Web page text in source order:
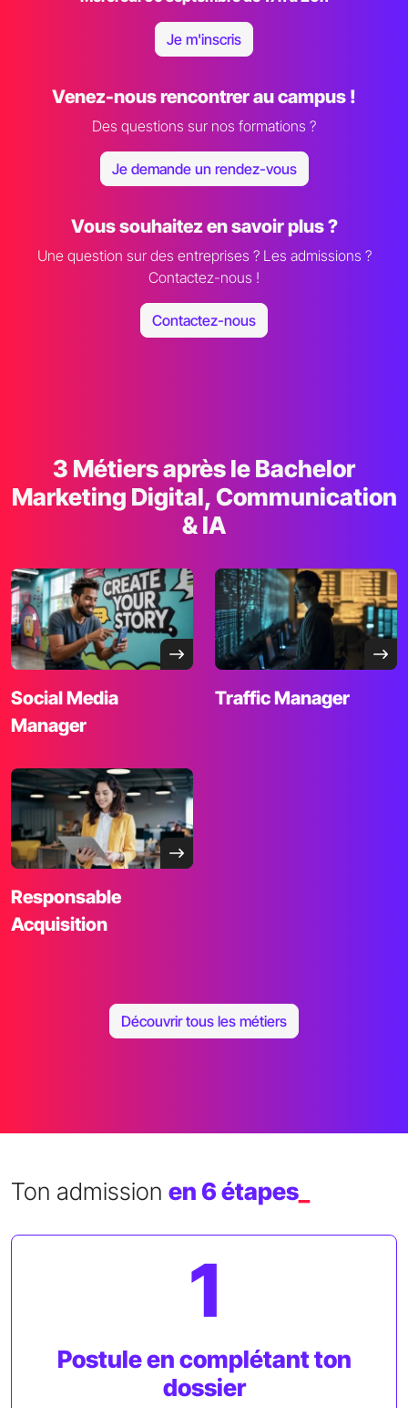
Je m'inscris
Venez-nous rencontrer au campus !
Des questions sur nos formations ?
Je demande un rendez-vous
Vous souhaitez en savoir plus ?
Une question sur des entreprises ? Les admissions ?
Contactez-nous !
Contactez-nous
3 Métiers après le Bachelor
Marketing Digital, Communication
& IA
Social Media
Manager
Traffic Manager
Responsable
Acquisition
Découvrir tous les métiers
Ton admission en 6 étapes
1
Postule en complétant ton
dossier